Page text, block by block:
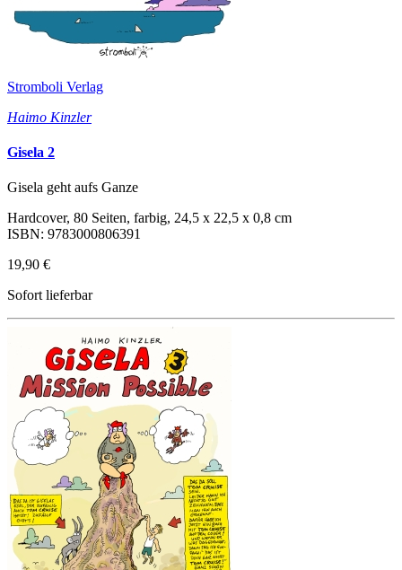
Stromboli Verlag
Haimo Kinzler
Gisela 2
Gisela geht aufs Ganze
Hardcover, 80 Seiten, farbig, 24,5 x 22,5 x 0,8 cm
ISBN: 9783000806391
19,90 €
Sofort lieferbar